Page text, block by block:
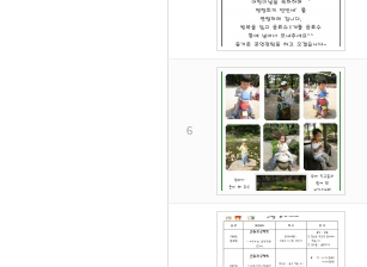
6